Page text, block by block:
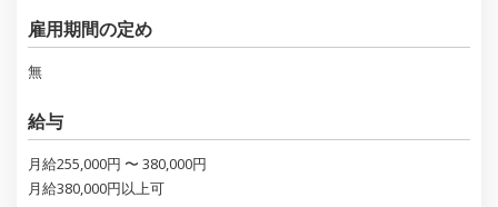
雇用期間の定め
無
給与
月給255,000円 〜 380,000円
月給380,000円以上可